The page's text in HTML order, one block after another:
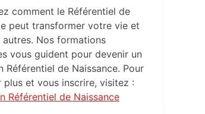
comment le Référentiel de
peut transformer votre vie et
autres. Nos formations
vous guident pour devenir un
Référentiel de Naissance. Pour
plus et vous inscrire, visitez :
Référentiel de Naissance